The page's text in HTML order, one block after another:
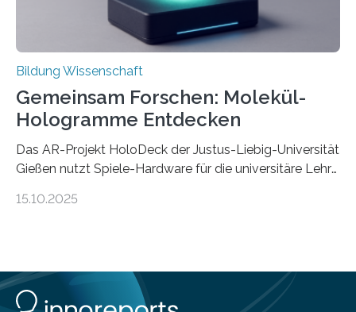
Bildung Wissenschaft
Gemeinsam Forschen: Molekül-
Hologramme Entdecken
Das AR-Projekt HoloDeck der Justus-Liebig-Universität
Gießen nutzt Spiele-Hardware für die universitäre Lehre
bekannte Augmented-Reality-Technologie (AR) hält
komplexe molekulare Zusammenhänge sichtbar zu
machen. Mehrere Personen können dabei gemeinsam
15.10.2025